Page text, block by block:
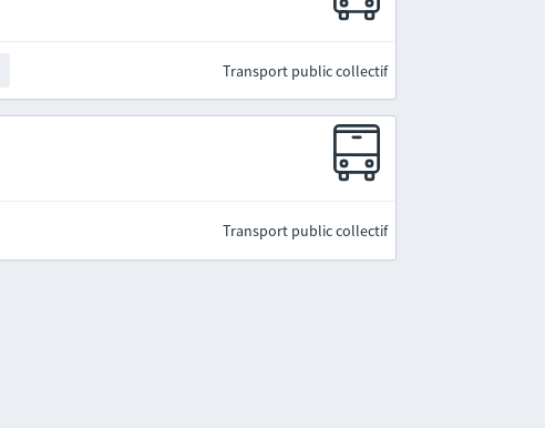
Transport public collectif
Transport public collectif